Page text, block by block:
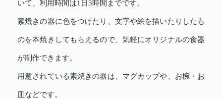
いて、利用時間は1日3時間までです。
素焼きの器に色をつけたり、文字や絵を描いたりしたも
のを本焼きしてもらえるので、気軽にオリジナルの食器
が制作できます。
用意されている素焼きの器は、マグカップや、お椀・お
皿などです。